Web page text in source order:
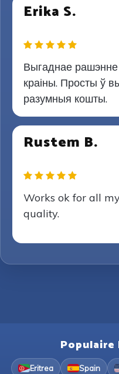
Erika S.
Выгаднае
краіны. Просты ў
разумныя кошты.
Rustem B.
Works ok for all
quality.
Populaire
Eritrea Spain